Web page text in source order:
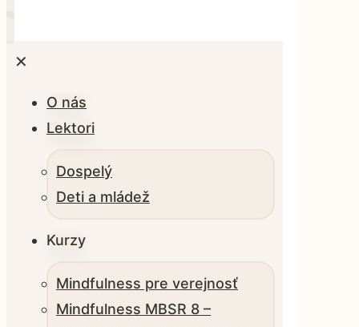
✕
O nás
Lektori
Dospelý
Deti a mládež
Kurzy
Mindfulness pre verejnosť
Mindfulness MBSR 8 –